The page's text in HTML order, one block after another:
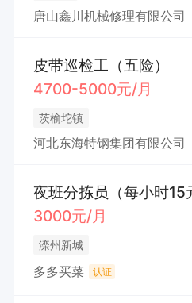
唐山鑫川机械修理有限公司
皮带巡检工（五险）
4700-5000元/月
茨榆坨镇
河北东海特钢集团有限公司
夜班分拣员（每小时15
3000元/月
滦州新城
多多买菜 认证